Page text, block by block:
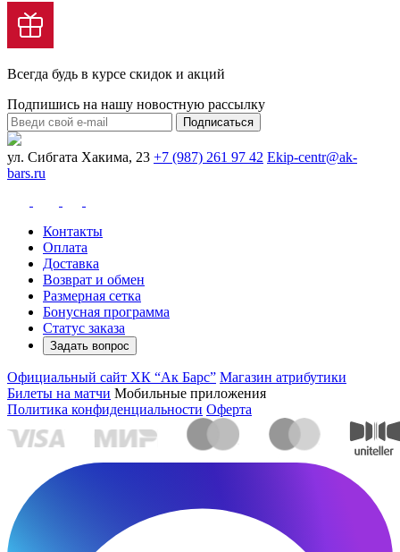
Всегда будь в курсе скидок и акций
Подпишись на нашу новостную рассылку
Подписаться
ул. Сибгата Хакима, 23 +7 (987) 261 97 42 Ekip-centr@ak-
bars.ru
Контакты
Оплата
Доставка
Возврат и обмен
Размерная сетка
Бонусная программа
Статус заказа
Задать вопрос
Официальный сайт ХК “Ак Барс” Магазин атрибутики
Билеты на матчи Мобильные приложения
Политика конфиденциальности Оферта